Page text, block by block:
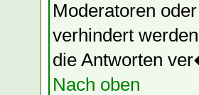
Moderatoren
verhindert
die Antworten
Nach oben